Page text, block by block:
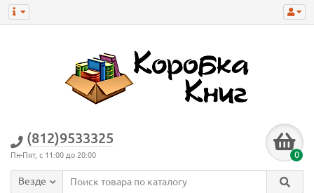
(812)9533325
Пн-Пят, с 11:00 до 20:00 0
Везде